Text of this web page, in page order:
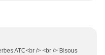
ATC<br /> <br /> Bisous